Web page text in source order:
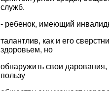
служб.
- ребенок, имеющий
талантлив, как и его
здоровьем, но
обнаружить свои
пользу